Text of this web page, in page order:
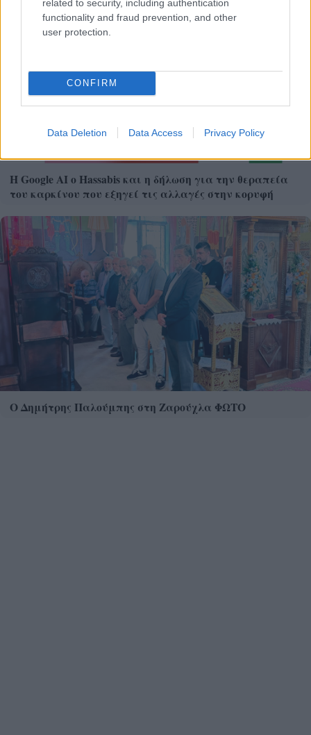
related to security, including authentication
functionality and fraud prevention, and other
user protection.
CONFIRM
Data Deletion Data Access Privacy Policy
Η Google ΑΙ ο Hassabis και η δήλωση για την θεραπεία
του καρκίνου που εξηγεί τις αλλαγές στην κορυφή
Ο Δημήτρης Παλούμπης στη Ζαρούχλα ΦΩΤΟ